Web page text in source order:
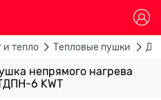
и тепло Тепловые пушки
непрямого нагрева
6 KWT